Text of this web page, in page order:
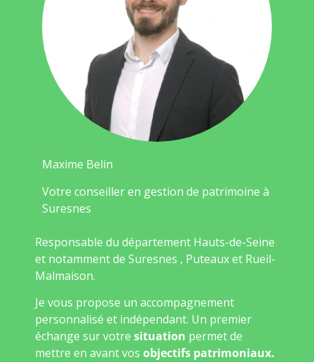
Maxime Belin
Votre conseiller en gestion de patrimoine à
Suresnes
Responsable du département Hauts-de-Seine
et notamment de Suresnes , Puteaux et Rueil-
Malmaison.
Je vous propose un accompagnement
personnalisé et indépendant. Un premier
échange sur votre situation permet de
mettre en avant vos objectifs patrimoniaux.